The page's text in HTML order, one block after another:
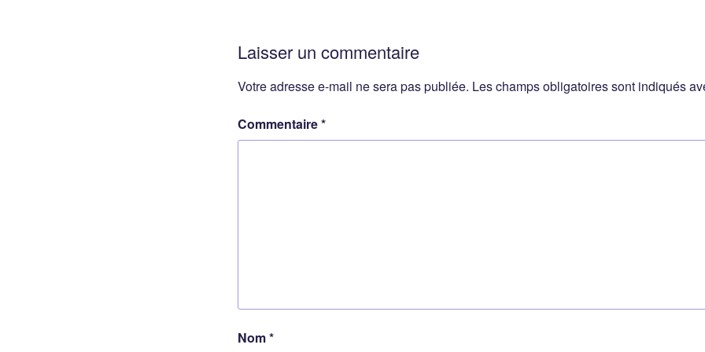
Laisser un commentaire
Votre adresse e-mail ne sera pas publiée. Les champs obligatoires sont indiqués
Commentaire*
Nom*